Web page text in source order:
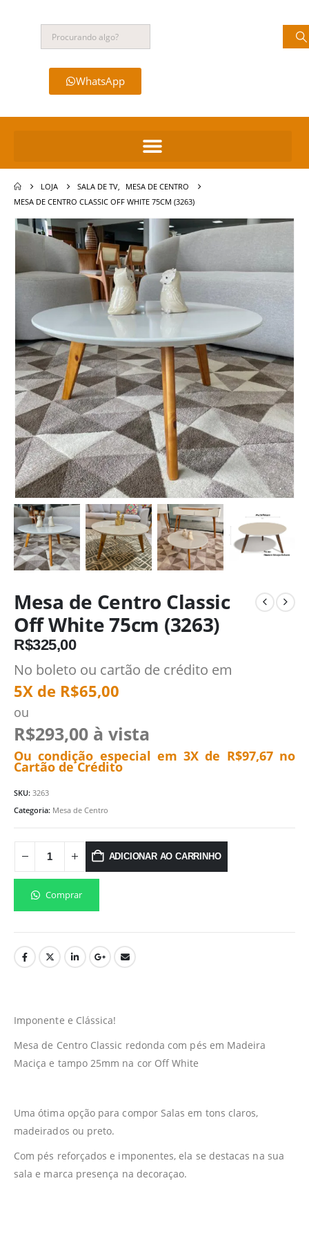
WhatsApp
LOJA SALA DE TV
MESA DE CENTRO
MESA DE CENTRO CLASSIC OFF WHITE 75CM (3263)
Mesa de Centro Classic
Off White 75cm (3263)
R$325,00
No boleto ou cartão de crédito em
5X de R$65,00
ou
R$293,00 à vista
Ou condição especial em 3X de R$97,67no
Cartão de Crédito
SKU: 3263
Categoria: Mesa de Centro
ADICIONAR AO CARRINHO
Comprar
Imponente e Clássica!
Mesa de Centro Classic redonda com pés em Madeira
Maciça e tampo 25mm na cor Off White
Uma ótima opção para compor Salas em tons claros,
madeirados ou preto.
Com pés reforçados e imponentes, ela se destacas na sua
sala e marca presença na decoraçao.